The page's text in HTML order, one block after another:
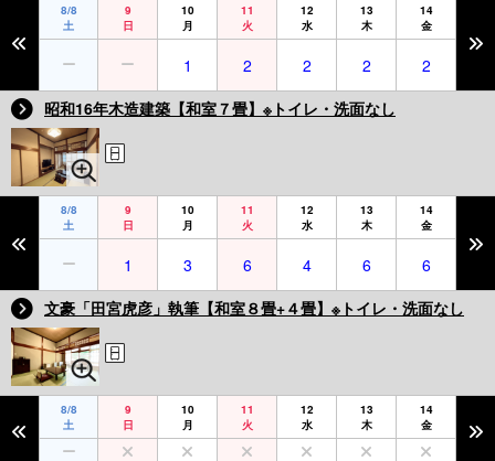
8/8
土
9
日
10
月
11
火
12
水
13
木
14
金
1 2 2 2
2
昭和16年木造建築【和室７畳】※トイレ・洗面なし
8/8
土
9
日
10
月
11
火
12
水
13
木
14
金
1 3 6 4 6
6
文豪「田宮虎彦」執筆【和室８畳+４畳】※トイレ・洗面なし
8/8
土
9
日
10
月
11
火
12
水
13
木
14
金